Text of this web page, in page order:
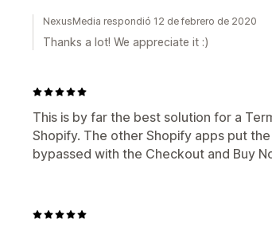
NexusMedia respondió 12 de febrero de 2020
Thanks a lot! We appreciate it :)
This is by far the best solution for a
Shopify. The other Shopify apps put
bypassed with the Checkout and Buy